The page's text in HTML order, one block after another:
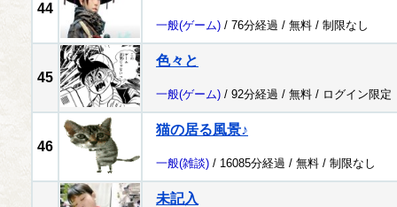
44
一般(ゲーム) / 76分経過 / 無料 / 制限なし
45
色々と
一般(ゲーム) / 92分経過 / 無料 / ログイン限定
46
猫の居る風景♪
一般(雑談) / 16085分経過 / 無料 / 制限なし
未記入